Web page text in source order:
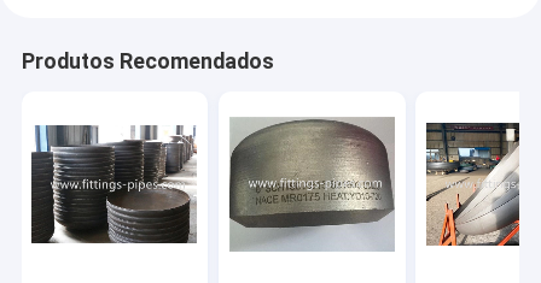
Produtos Recomendados